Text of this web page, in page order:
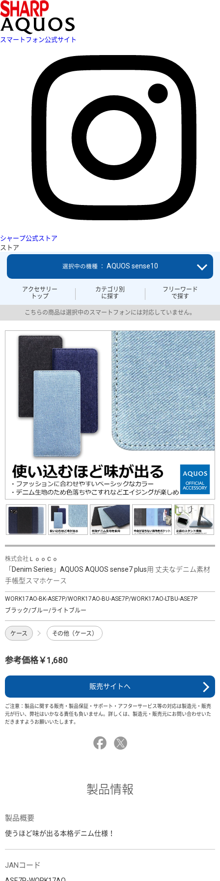
スマートフォン公式サイト
シャープ公式ストア
ストア
アクセサリー
トップ
カテゴリ別
に探す
フリーワード
で探す
選択中の機種 ： AQUOS sense10
こちらの商品は選択中のスマートフォンには対応していません。
株式会社ＬｏｏＣｏ
「Denim Series」AQUOS AQUOS sense7 plus用 丈夫なデニム素材
手帳型スマホケース
WORK17AO-BK-ASE7P/WORK17AO-BU-ASE7P/WORK17AO-LTBU-ASE7P
ブラック/ブルー/ライトブルー
ケース その他（ケース）
参考価格￥1,680
販売サイトへ
ご注意：製品に関する販売・製品保証・サポート・アフターサービス等の対応は製造元・販売
元が行い、弊社はいかなる責任も負いません。詳しくは、製造元・販売元にお問い合わせいた
だきますようお願いいたします。
製品情報
製品概要
使うほど味が出る本格デニム仕様！
JANコード